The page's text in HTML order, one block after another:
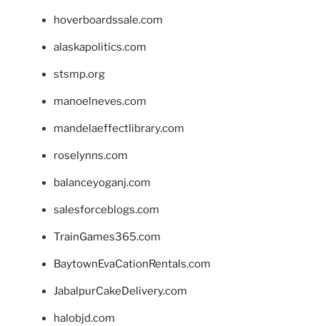
hoverboardssale.com
alaskapolitics.com
stsmp.org
manoelneves.com
mandelaeffectlibrary.com
roselynns.com
balanceyoganj.com
salesforceblogs.com
TrainGames365.com
BaytownEvaCationRentals.com
JabalpurCakeDelivery.com
halobjd.com